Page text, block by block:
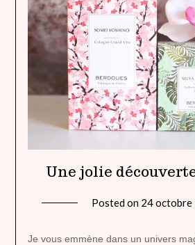
Une jolie
Posted on 24 octobre
Je vous emmène dans un univers